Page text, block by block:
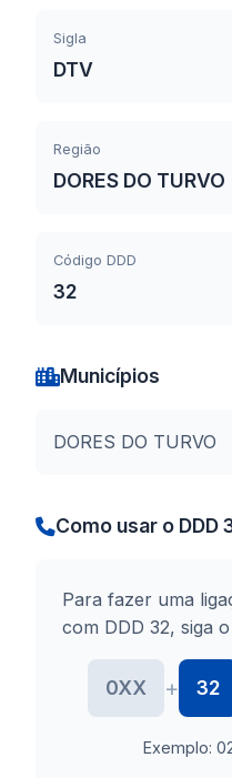
Sigla
DTV
Região
DORES DO TURVO
Código DDD
32
Municípios
DORES DO TURVO
Como usar o DDD
Para fazer uma
com DDD 32, siga
0XX + 32
Exemplo: